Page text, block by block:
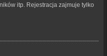
itp. Rejestracja zajmuje tylko